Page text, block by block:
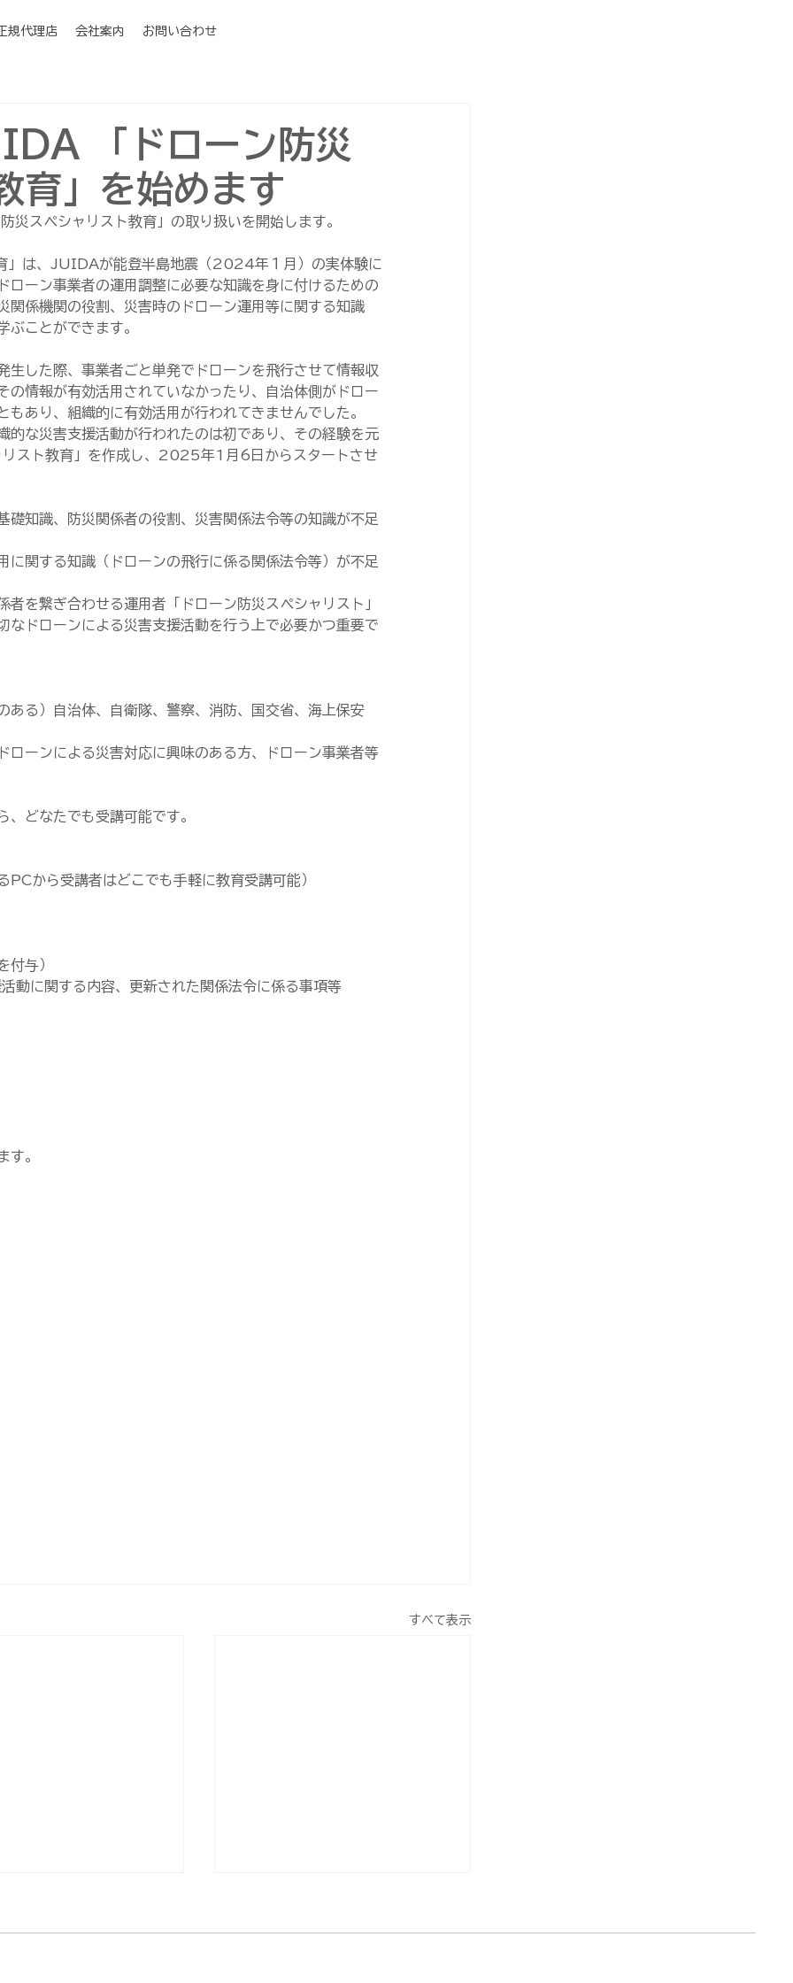
規代理店 会社案内 お問い合わせ
「ドローン防災
育」を始めます
スペシャリスト教育」の取り扱いを開始します。
」は、JUIDAが能登半島地震（2024年１月）の実体験に
ローン事業者の運用調整に必要な知識を身に付けるための
関係機関の役割、災害時のドローン運用等に関する知識
ぶことができます。
生した際、事業者ごと単発でドローンを飛行させて情報収
の情報が有効活用されていなかったり、自治体側がドロー
あり、組織的に有効活用が行われてきませんでした。
な災害支援活動が行われたのは初であり、その経験を元
スト教育」を作成し、2025年1月6日からスタートさせ
礎知識、防災関係者の役割、災害関係法令等の知識が不足
に関する知識（ドローンの飛行に係る関係法令等）が不足
を繋ぎ合わせる運用者「ドローン防災スペシャリスト」
なドローンによる災害支援活動を行う上で必要かつ重要で
ある）自治体、自衛隊、警察、消防、国交省、海上保安
ローンによる災害対応に興味のある方、ドローン事業者等
、どなたでも受講可能です。
から受講者はどこでも手軽に教育受講可能）
付与）
動に関する内容、更新された関係法令に係る事項等
す。
すべて表示